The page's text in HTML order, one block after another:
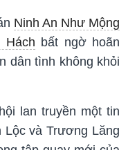
Ninh An Như Mộng
Hách bất ngờ hoãn
dân tình không khỏi
lan truyền một tin
Lộc và Trương Lăng